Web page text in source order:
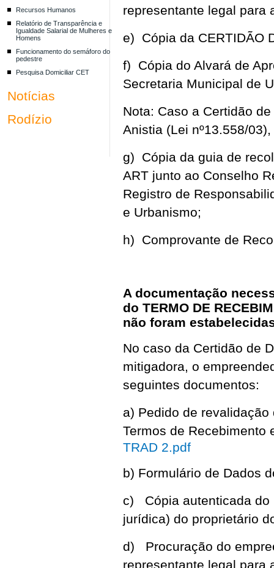
Recursos Humanos
Relatório de Transparência e
Igualdade Salarial de Mulheres e
Homens
Funcionamento do semáforo do
pedestre
Pesquisa Domiciliar CET
Notícias
Rodízio
representante legal para
e) Cópia da CERTIDÃO
f) Cópia do Alvará de
Secretaria Municipal de
Nota: Caso a Certidão
Anistia (Lei nº13.558/
g) Cópia da guia de
ART junto ao Conselho
Registro de
e Urbanismo;
h) Comprovante de
A documentação
do TERMO DE
não foram
No caso da Certidão de
mitigadora, o
seguintes documentos:
a) Pedido de
Termos de Recebimento
TRAD 2.pdf
b) Formulário de Dados
c) Cópia autenticada do
jurídica) do proprietário
d) Procuração do
representante legal para